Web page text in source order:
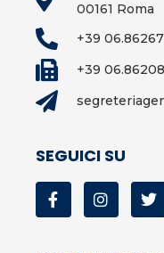
00161 Roma
+39
+39
SEGUICI SU